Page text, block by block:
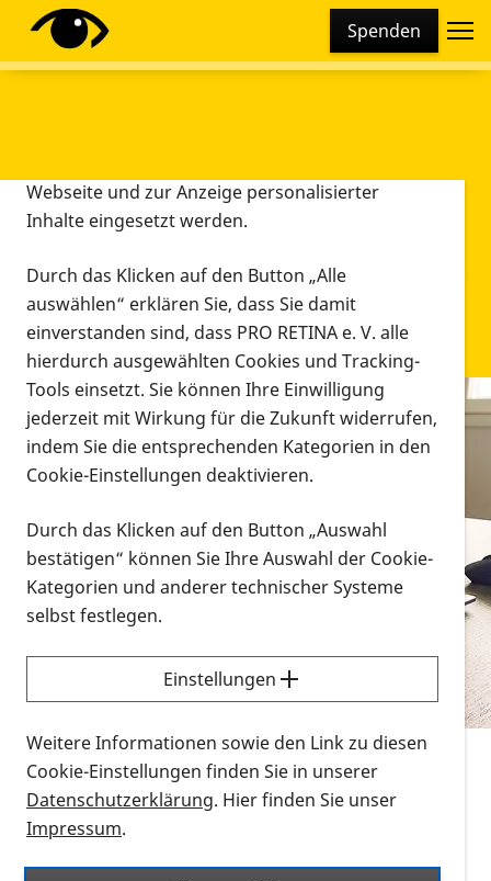
Spenden
Infomaterial
Infomaterial
Vorlesen
Alle Infomaterialien in verschiedenen
Formaten an einem Ort
Sie möchten wissen, wie Sie nach Infonmaterial
suchen und dieses bestellen bzw. herunterladen
können? Schauen Sie sich dieErklärvideos zum
Thema Infomaterial auf der PRO RETINA-Website
für blinde und sehbehinderte Menschen an.
Auf dieser Seite finden Sie sämtliches Infomaterial
Diese Webseite setzt verschiedene Cookies und
Tracking-Tools ein. Dies beinhaltet Cookies und
Webseite und zur Anzeige personalisierter
Inhalte eingesetzt werden.
Durch das Klicken auf den Button „Alle
auswählen“ erklären Sie, dass Sie damit
einverstanden sind, dass PRO RETINA e. V. alle
hierdurch ausgewählten Cookies und Tracking-
Tools einsetzt. Sie können Ihre Einwilligung
jederzeit mit Wirkung für die Zukunft widerrufen,
indem Sie die entsprechenden Kategorien in den
Cookie-Einstellungen deaktivieren.
Durch das Klicken auf den Button „Auswahl
bestätigen“ können Sie Ihre Auswahl der Cookie-
Kategorien und anderer technischer Systeme
selbst festlegen.
Einstellungen
Weitere Informationen sowie den Link zu diesen
Cookie-Einstellungen finden Sie in unserer
Datenschutzerklärung. Hier finden Sie unser
Impressum.